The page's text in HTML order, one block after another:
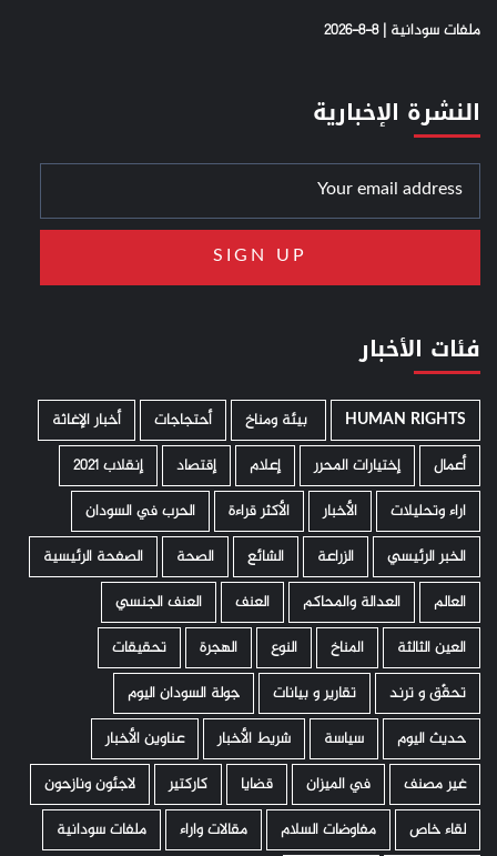
ملفات سودانية | 8-8-2026
النشرة الإخبارية
فئات الأخبار
HUMAN RIGHTS ­ بيئة ومناخ أحتجاجات
أخبار الإغاثة
أعمال
إختيارات المحرر إعلام إقتصاد
إنقلاب 2021
اراء وتحليلات
الأخبار الأكثر قراءة
الحرب في السودان
الخبر الرئيسي
الزراعة الشائع الصحة
الصفحة الرئيسية
العالم
العدالة والمحاكم العنف
العنف الجنسي
العين الثالثة
المناخ النوع الهجرة
تحقيقات
تحقّق و ترند
تقارير و بيانات
جولة السودان اليوم
حديث اليوم
سياسة شريط الأخبار
عناوين الأخبار
غير مصنف
في الميزان قضايا كاركتير
لاجئون ونازحون
لقاء خاص
مفاوضات السلام مقالات واراء ملفات سودانية